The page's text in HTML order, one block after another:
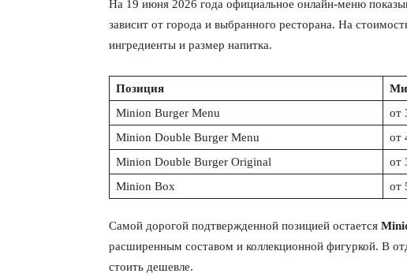
На 19 июня 2026 года официальное онлайн-меню
зависит от города и выбранного ресторана. На
ингредиенты и размер напитка.
Позиция
Minion Burger Menu
от
Minion Double Burger Menu
от
Minion Double Burger Original
от
Minion Box
от
Самой дорогой подтвержденной позицией остается
расширенным составом и коллекционной фигуркой. В
стоить дешевле.